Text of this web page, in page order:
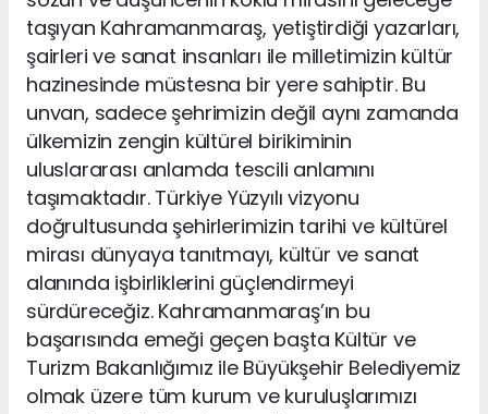
taşıyan Kahramanmaraş, yetiştirdiği yazarları,
şairleri ve sanat insanları ile milletimizin kültür
hazinesinde müstesna bir yere sahiptir. Bu
unvan, sadece şehrimizin değil aynı zamanda
ülkemizin zengin kültürel birikiminin
uluslararası anlamda tescili anlamını
taşımaktadır. Türkiye Yüzyılı vizyonu
doğrultusunda şehirlerimizin tarihi ve kültürel
mirası dünyaya tanıtmayı, kültür ve sanat
alanında işbirliklerini güçlendirmeyi
sürdüreceğiz. Kahramanmaraş’ın bu
başarısında emeği geçen başta Kültür ve
Turizm Bakanlığımız ile Büyükşehir Belediyemiz
olmak üzere tüm kurum ve kuruluşlarımızı